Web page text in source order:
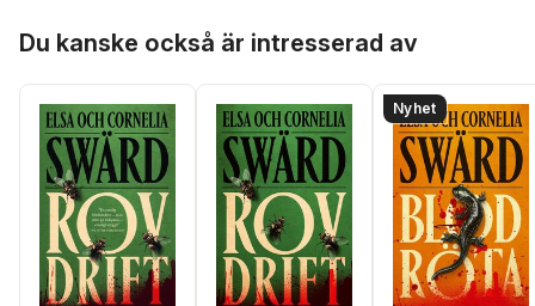
Du kanske också är intresserad av
Nyhet